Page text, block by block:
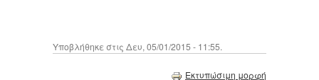
Υποβλήθηκε στις Δευ, 05/01/2015 - 11:55.
Εκτυπώσιμη μορφή